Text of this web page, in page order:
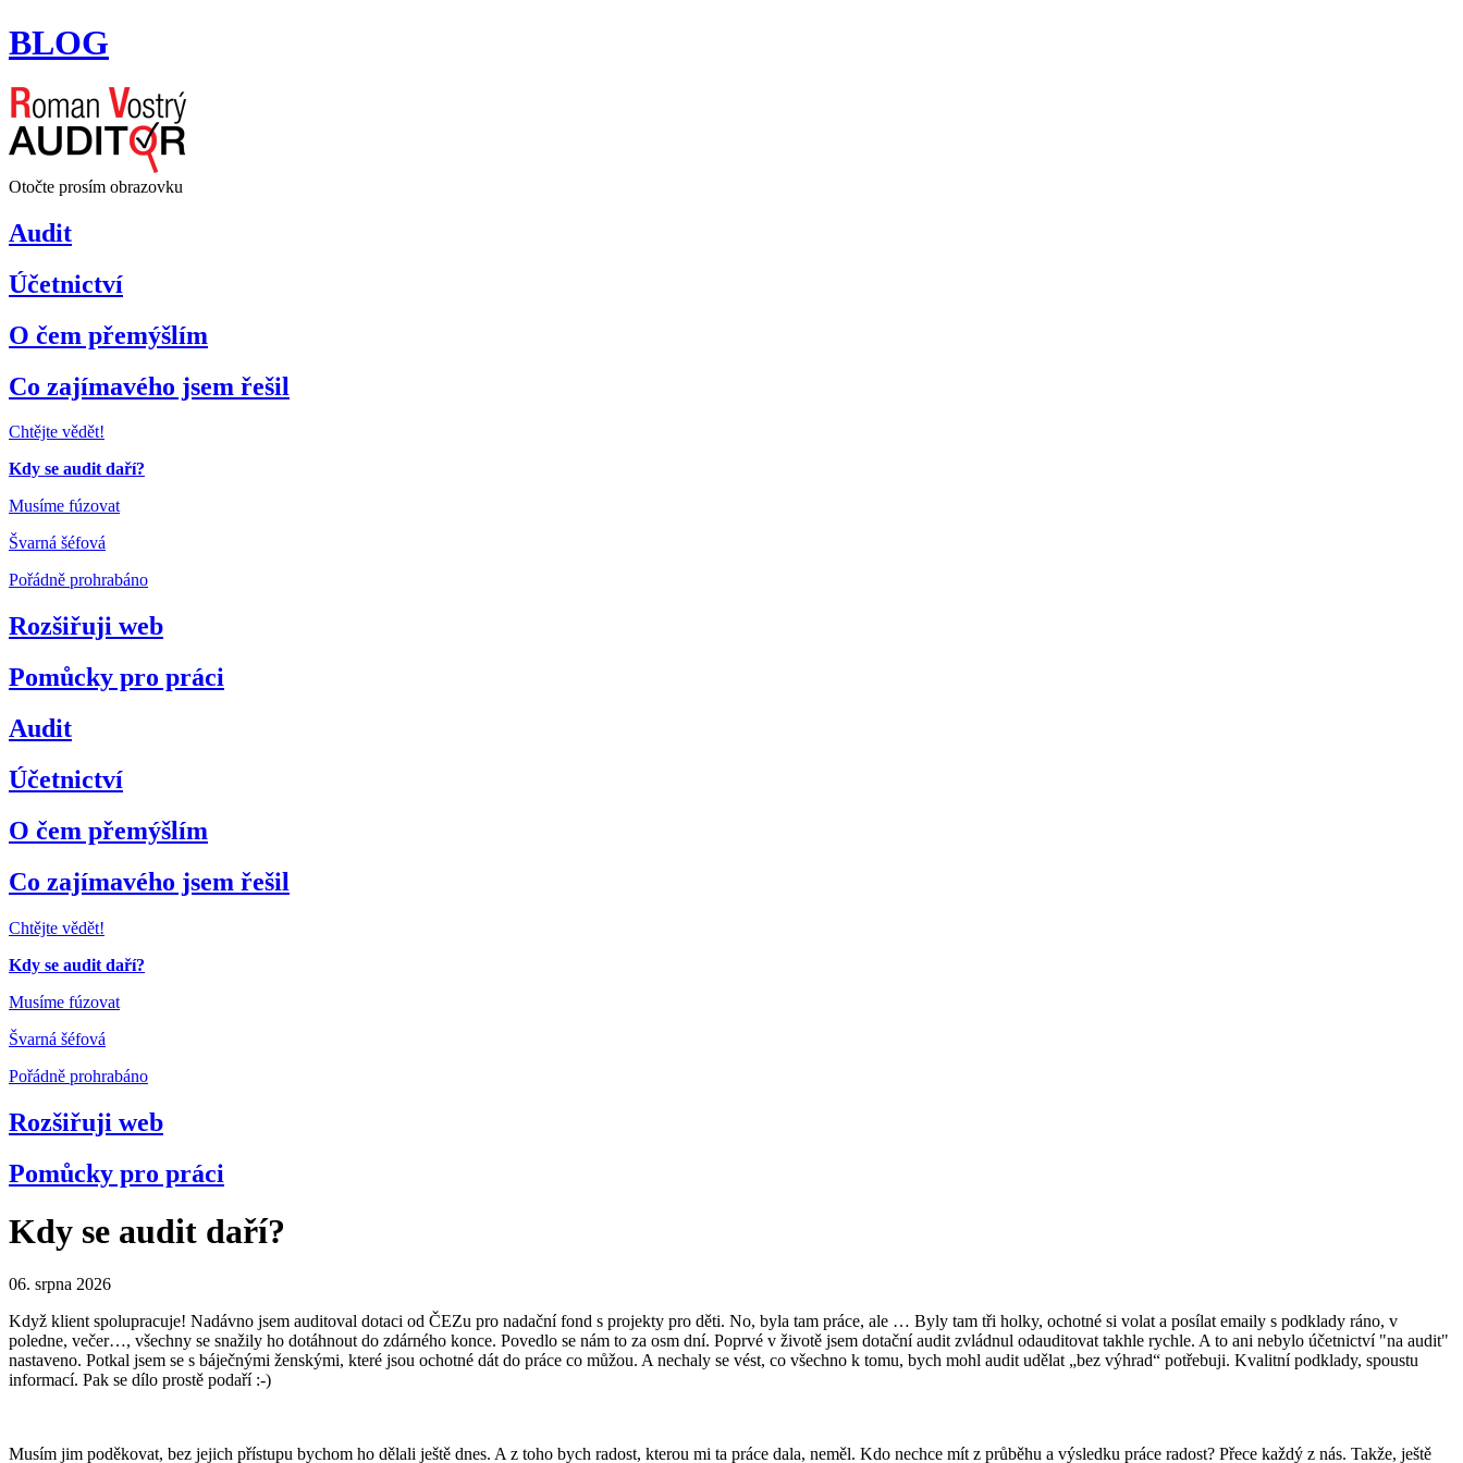
BLOG
Otočte prosím obrazovku
Audit
Účetnictví
O čem přemýšlím
Co zajímavého jsem řešil
Chtějte vědět!
Kdy se audit daří?
Musíme fúzovat
Švarná šéfová
Pořádně prohrabáno
Rozšiřuji web
Pomůcky pro práci
Audit
Účetnictví
O čem přemýšlím
Co zajímavého jsem řešil
Chtějte vědět!
Kdy se audit daří?
Musíme fúzovat
Švarná šéfová
Pořádně prohrabáno
Rozšiřuji web
Pomůcky pro práci
Kdy se audit daří?
06. srpna 2026
Když klient spolupracuje! Nadávno jsem auditoval dotaci od ČEZu pro nadační fond s projekty pro děti. No, byla tam práce, ale … Byly tam tři holky, ochotné si volat a posílat emaily s podklady ráno, v
poledne, večer…, všechny se snažily ho dotáhnout do zdárného konce. Povedlo se nám to za osm dní. Poprvé v životě jsem dotační audit zvládnul odauditovat takhle rychle. A to ani nebylo účetnictví "na audit"
nastaveno. Potkal jsem se s báječnými ženskými, které jsou ochotné dát do práce co můžou. A nechaly se vést, co všechno k tomu, bych mohl audit udělat „bez výhrad“ potřebuji. Kvalitní podklady, spoustu
informací. Pak se dílo prostě podaří :-)
Musím jim poděkovat, bez jejich přístupu bychom ho dělali ještě dnes. A z toho bych radost, kterou mi ta práce dala, neměl. Kdo nechce mít z průběhu a výsledku práce radost? Přece každý z nás. Takže, ještě